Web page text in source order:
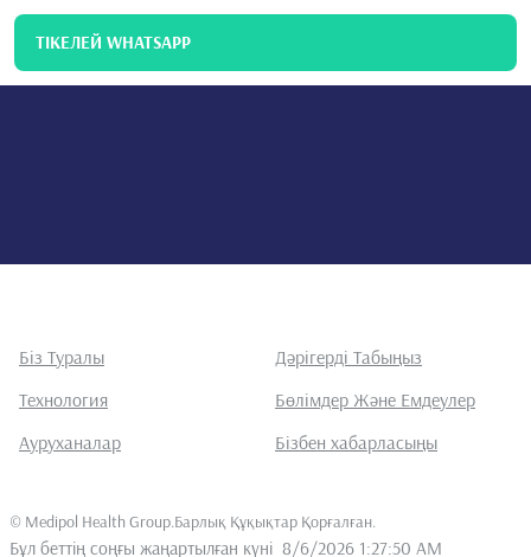
ТІКЕЛЕЙ WHATSAPP
Біз Туралы
Дәрігерді Табыңыз
Технология
Бөлімдер Және Емдеулер
Ауруханалар
Бізбен хабарласыңы
© Medipol Health Group.Барлық Құқықтар Қорғалған
Бұл беттің соңғы жаңартылған күні 8/6/2026 1:27:50 AM